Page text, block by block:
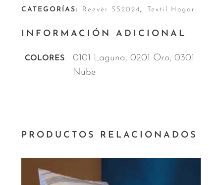
CATEGORÍAS: Reevèr SS2024, Textil Hogar
INFORMACIÓN ADICIONAL
COLORES
0101 Laguna, 0201 Oro, 0301
Nube
PRODUCTOS RELACIONADOS